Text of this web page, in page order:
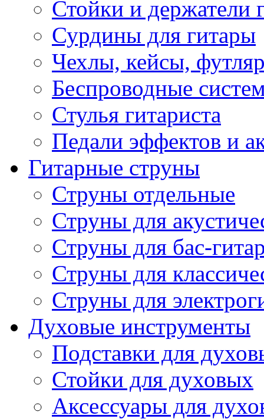
Стойки и держатели
Сурдины для гитары
Чехлы, кейсы,
Беспроводные
Стулья гитариста
Педали эффектов и
Гитарные струны
Струны отдельные
Струны для
Струны для бас-
Струны для
Струны для
Духовые инструменты
Подставки для
Стойки для духовых
Аксессуары для